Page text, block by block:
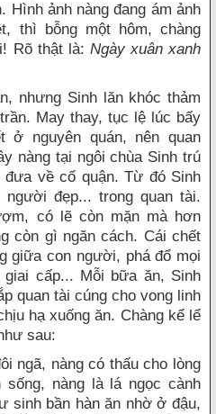
Hình ảnh nàng đang ám ảnh
thì bỗng một hôm, chàng
Rõ thật là: Ngày xuân xanh
nhưng Sinh lăn khóc thảm
May thay, tục lệ lúc bấy
nguyên quán, nên quan
nàng tại ngôi chùa Sinh trú
về cố quận. Từ đó Sinh
đẹp... trong quan tài.
có lẽ còn mặn mà hơn
còn gì ngăn cách. Cái chết
giữa con người, phá đổ mọi
cấp... Mỗi bữa ăn, Sinh
quan tài cúng cho vong linh
hạ xuống ăn. Chàng kể lể
sau:
ngã, nàng có thấu cho lòng
sống, nàng là lá ngọc cành
sinh bần hàn ăn nhờ ở đậu,